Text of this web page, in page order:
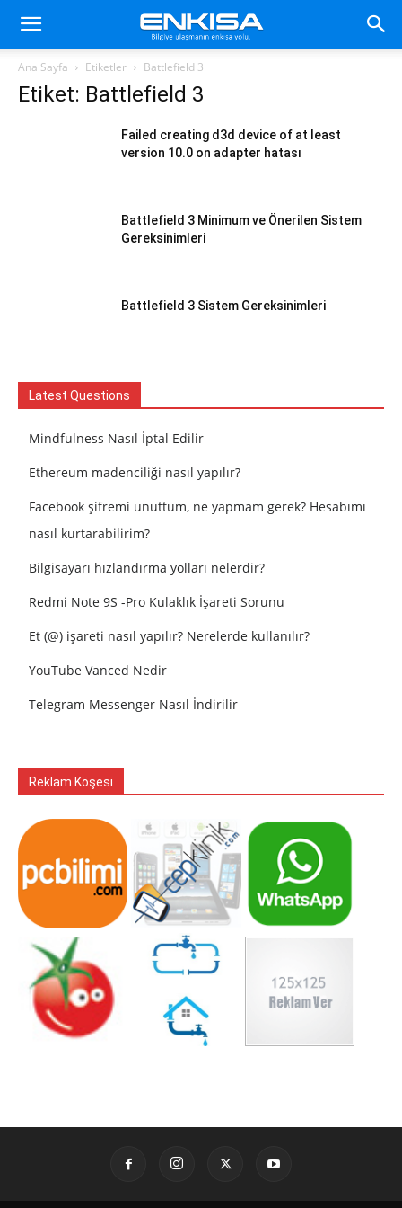
Ana Sayfa Etiketler Battlefield 3
Etiket: Battlefield 3
Failed creating d3d device of at least
version 10.0 on adapter hatası
Battlefield 3 Minimum ve Önerilen Sistem
Gereksinimleri
Battlefield 3 Sistem Gereksinimleri
Latest Questions
Mindfulness Nasıl İptal Edilir
Ethereum madenciliği nasıl yapılır?
Facebook şifremi unuttum, ne yapmam gerek? Hesabımı
nasıl kurtarabilirim?
Bilgisayarı hızlandırma yolları nelerdir?
Redmi Note 9S -Pro Kulaklık İşareti Sorunu
Et (@) işareti nasıl yapılır? Nerelerde kullanılır?
YouTube Vanced Nedir
Telegram Messenger Nasıl İndirilir
Reklam Köşesi